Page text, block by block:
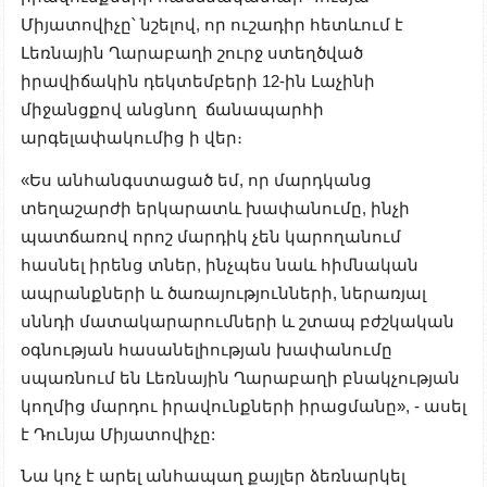
Միյատովիչը՝ նշելով, որ ուշադիր հետևում է
Լեռնային Ղարաբաղի շուրջ ստեղծված
իրավիճակին դեկտեմբերի 12-ին Լաչինի
միջանցքով անցնող ճանապարհի
արգելափակումից ի վեր։
«Ես անհանգստացած եմ, որ մարդկանց
տեղաշարժի երկարատև խափանումը, ինչի
պատճառով որոշ մարդիկ չեն կարողանում
հասնել իրենց տներ, ինչպես նաև հիմնական
ապրանքների և ծառայությունների, ներառյալ
սննդի մատակարարումների և շտապ բժշկական
օգնության հասանելիության խափանումը
սպառնում են Լեռնային Ղարաբաղի բնակչության
կողմից մարդու իրավունքների իրացմանը», - ասել
է Դունյա Միյատովիչը:
Նա կոչ է արել անհապաղ քայլեր ձեռնարկել